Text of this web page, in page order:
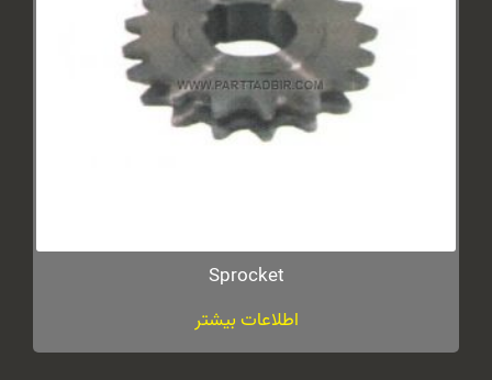
Sprocket
اطلاعات بیشتر